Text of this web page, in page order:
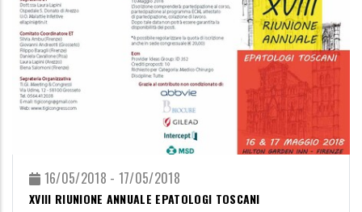
16/05/2018 - 17/05/2018
XVIII RIUNIONE ANNUALE EPATOLOGI TOSCANI